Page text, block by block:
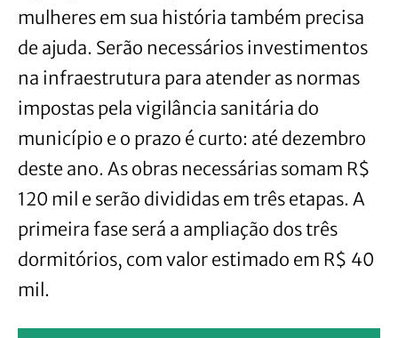
mulheres em sua história também precisa
de ajuda. Serão necessários investimentos
na infraestrutura para atender as normas
impostas pela vigilância sanitária do
município e o prazo é curto: até dezembro
deste ano. As obras necessárias somam R$
120 mil e serão divididas em três etapas. A
primeira fase será a ampliação dos três
dormitórios, com valor estimado em R$ 40
mil.